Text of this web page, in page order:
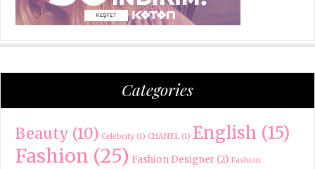
Categories
Beauty (10) Celebrity (1) CHANEL (1) English (15)
Fashion (25) Fashion Designer (2) Fashion